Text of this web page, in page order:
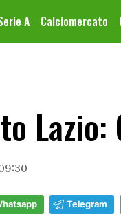
A Calciomercato
Telegram